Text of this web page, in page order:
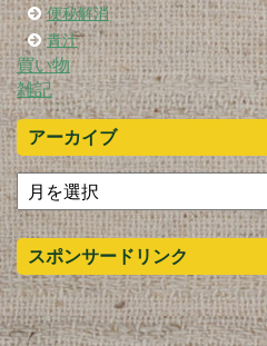
便秘解消
青汁
買い物
雑記
アーカイブ
スポンサードリンク